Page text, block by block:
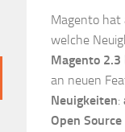
Magento hat
welche
Magento 2.3
an neuen
Neuigkeiten:
Open Source